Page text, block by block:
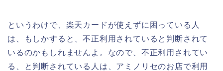
というわけで、楽天カードが使えずに困っている人
は、もしかすると、不正利用されていると判断されて
いるのかもしれませんよ。なので、不正利用されてい
る、と判断されている人は、アミノリセのお店で利用